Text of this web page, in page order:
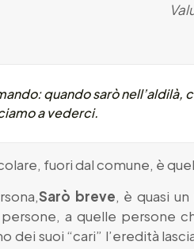
quando sarò nell’aldilà,
a vederci.
fuori dal comune, è
Sarò breve, è quasi
a quelle persone
dei suoi “cari” l’eredità